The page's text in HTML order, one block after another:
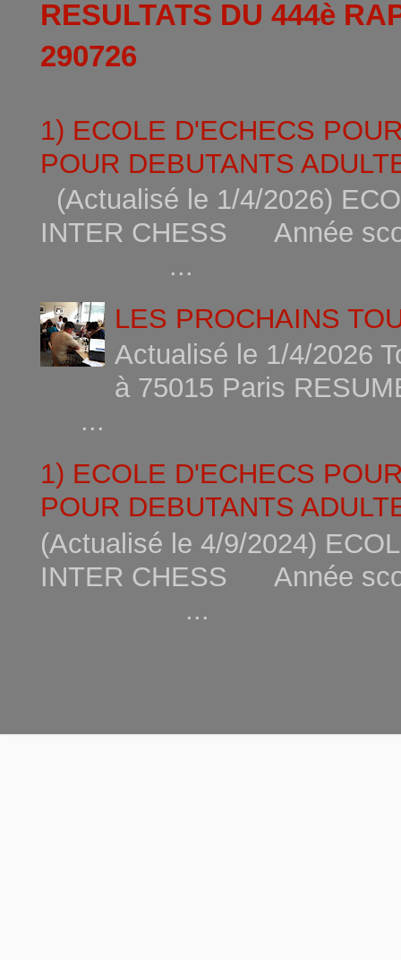
RESULTATS DU 444è
290726
1) ECOLE D'ECHECS
POUR DEBUTANTS
(Actualisé le 1/4/2026)
INTER CHESS Année
...
LES PROCHAINS
Actualisé le 1/4/2026
à 75015
...
1) ECOLE D'ECHECS
POUR DEBUTANTS
(Actualisé le 4/9/2024)
INTER CHESS Année
...